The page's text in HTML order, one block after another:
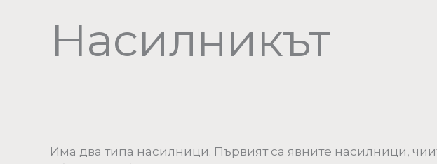
Насилникът
Има два типа насилници. Първият са явните насилници,